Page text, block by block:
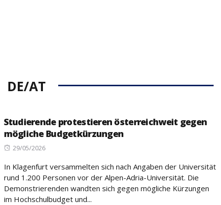
DE/AT
Studierende protestieren österreichweit gegen
mögliche Budgetkürzungen
Posted
29/05/2026
In Klagenfurt versammelten sich nach Angaben der Universität
rund 1.200 Personen vor der Alpen-Adria-Universität. Die
Demonstrierenden wandten sich gegen mögliche Kürzungen
im Hochschulbudget und...